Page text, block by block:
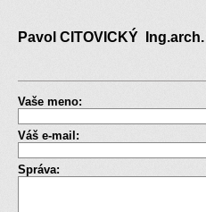
Pavol CITOVICKÝ Ing.arch.
Vaše meno:
Váš e-mail:
Správa: